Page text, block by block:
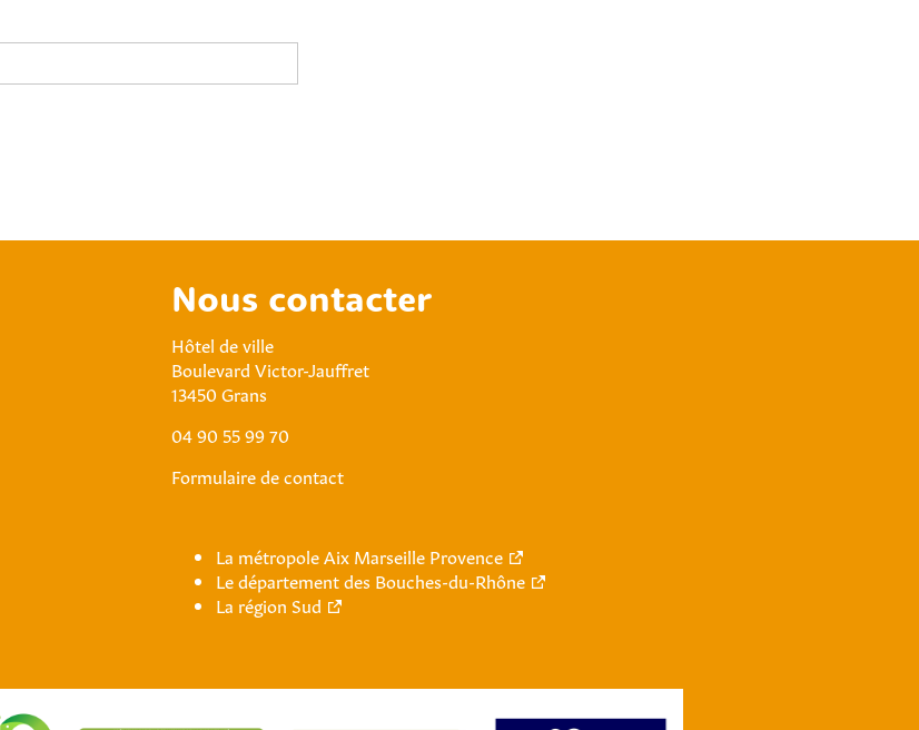
Nous contacter
Hôtel de ville
Boulevard Victor-Jauffret
13450 Grans
04 90 55 99 70
Formulaire de contact
La métropole Aix Marseille Provence
Le département des Bouches-du-Rhône
La région Sud